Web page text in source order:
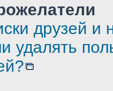
друзей и
удалять